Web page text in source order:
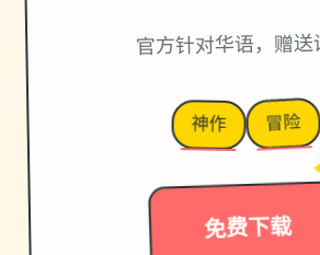
官方针对华语，赠送
神作 冒险
免费下载